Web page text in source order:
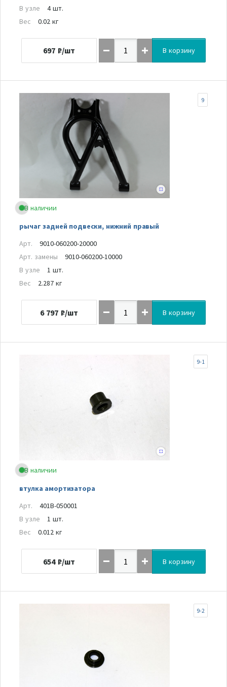
В узле
4 шт.
Вес
0.02 кг
697 ₽/шт В корзину
В наличии
рычаг задней подвески, нижний правый
9
Арт.
9010-060200-20000
Арт. замены
9010-060200-10000
В узле
1 шт.
Вес
2.287 кг
6 797 ₽/шт В корзину
В наличии
втулка амортизатора
9-1
Арт.
401B-050001
В узле
1 шт.
Вес
0.012 кг
654 ₽/шт В корзину
9-2